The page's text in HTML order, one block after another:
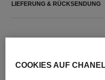
LIEFERUNG & RÜCKSENDUNG
COOKIES AUF